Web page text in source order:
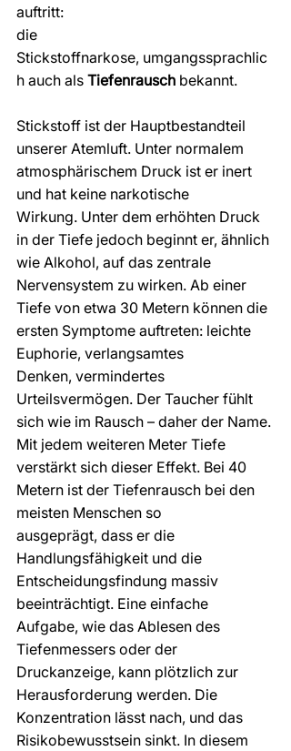
auftritt:
die
Stickstoffnarkose, umgangssprachlic
h auch als Tiefenrausch bekannt.
Stickstoff ist der Hauptbestandteil
unserer Atemluft. Unter normalem
atmosphärischem Druck ist er inert
und hat keine narkotische
Wirkung. Unter dem erhöhten Druck
in der Tiefe jedoch beginnt er, ähnlich
wie Alkohol, auf das zentrale
Nervensystem zu wirken. Ab einer
Tiefe von etwa 30 Metern können die
ersten Symptome auftreten: leichte
Euphorie, verlangsamtes
Denken, vermindertes
Urteilsvermögen. Der Taucher fühlt
sich wie im Rausch – daher der Name.
Mit jedem weiteren Meter Tiefe
verstärkt sich dieser Effekt. Bei 40
Metern ist der Tiefenrausch bei den
meisten Menschen so
ausgeprägt, dass er die
Handlungsfähigkeit und die
Entscheidungsfindung massiv
beeinträchtigt. Eine einfache
Aufgabe, wie das Ablesen des
Tiefenmessers oder der
Druckanzeige, kann plötzlich zur
Herausforderung werden. Die
Konzentration lässt nach, und das
Risikobewusstsein sinkt. In diesem